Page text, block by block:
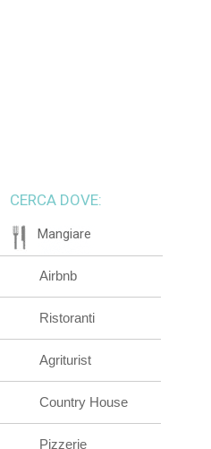
CERCA DOVE:
Mangiare
Airbnb
Ristoranti
Agriturist
Country House
Pizzerie